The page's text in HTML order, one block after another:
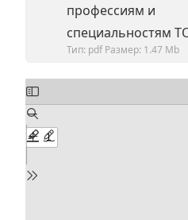
профессиям и
специальностям
Тип: pdf Размер: 1.47 Mb